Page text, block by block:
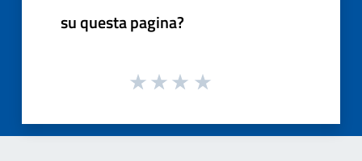
su questa pagina?